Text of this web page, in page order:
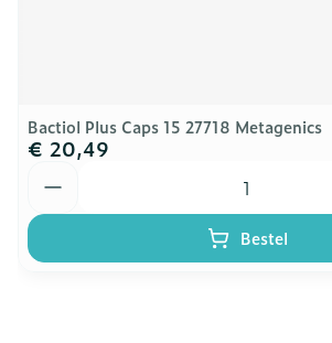
Bactiol Plus Caps 15 27718 Metagenics
€ 20,49
Bestel